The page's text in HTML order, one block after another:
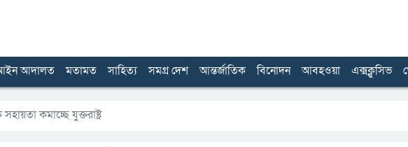
আদালত মতামত সাহিত্য সমগ্র দেশ আন্তর্জাতিক বিনোদন আবহওয়া এক্সক্লুসিভ
কমাচ্ছে যুক্তরাষ্ট্র